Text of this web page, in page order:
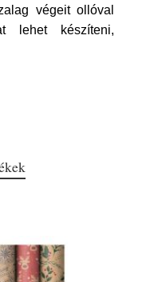
végeit ollóval
lehet készíteni,